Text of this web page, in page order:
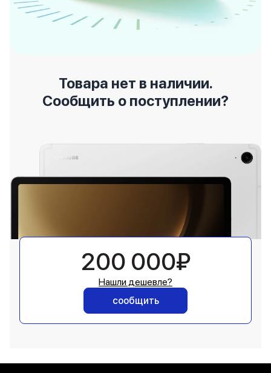
Товара нет в наличии.
Сообщить о поступлении?
200 000₽
Нашли дешевле?
сообщить